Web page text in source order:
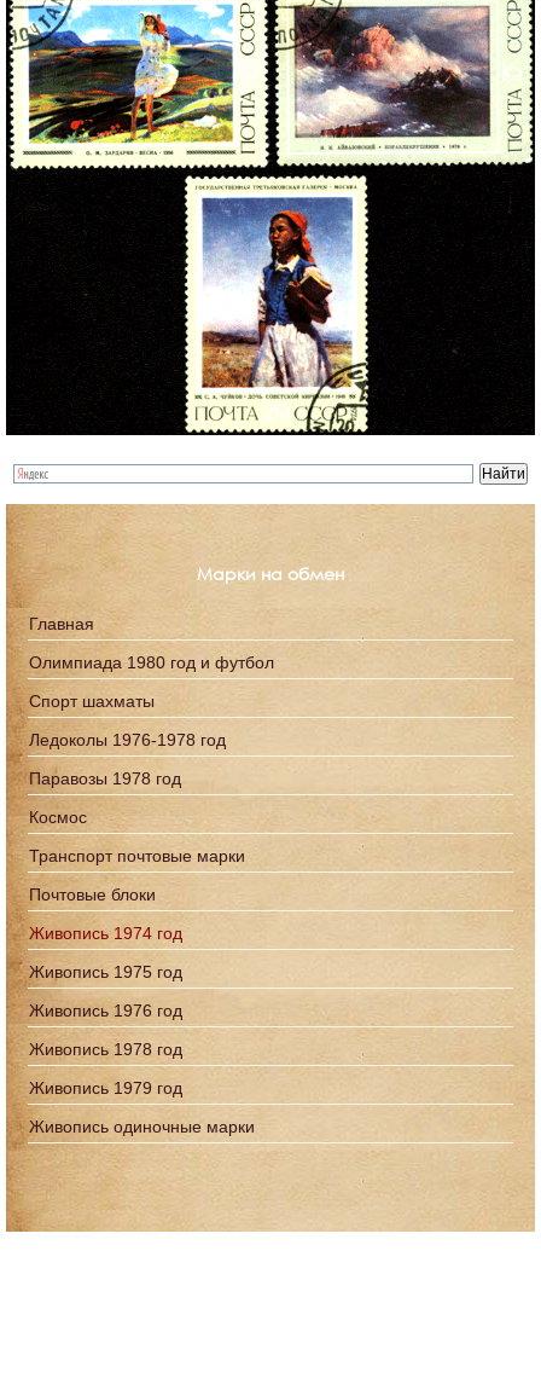
Марки на обмен
Главная
Олимпиада 1980 год и футбол
Спорт шахматы
Ледоколы 1976-1978 год
Паравозы 1978 год
Космос
Транспорт почтовые марки
Почтовые блоки
Живопись 1974 год
Живопись 1975 год
Живопись 1976 год
Живопись 1978 год
Живопись 1979 год
Живопись одиночные марки